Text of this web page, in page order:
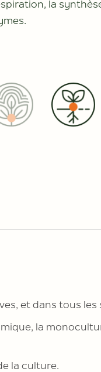
la
et dans tous les
la
la culture.